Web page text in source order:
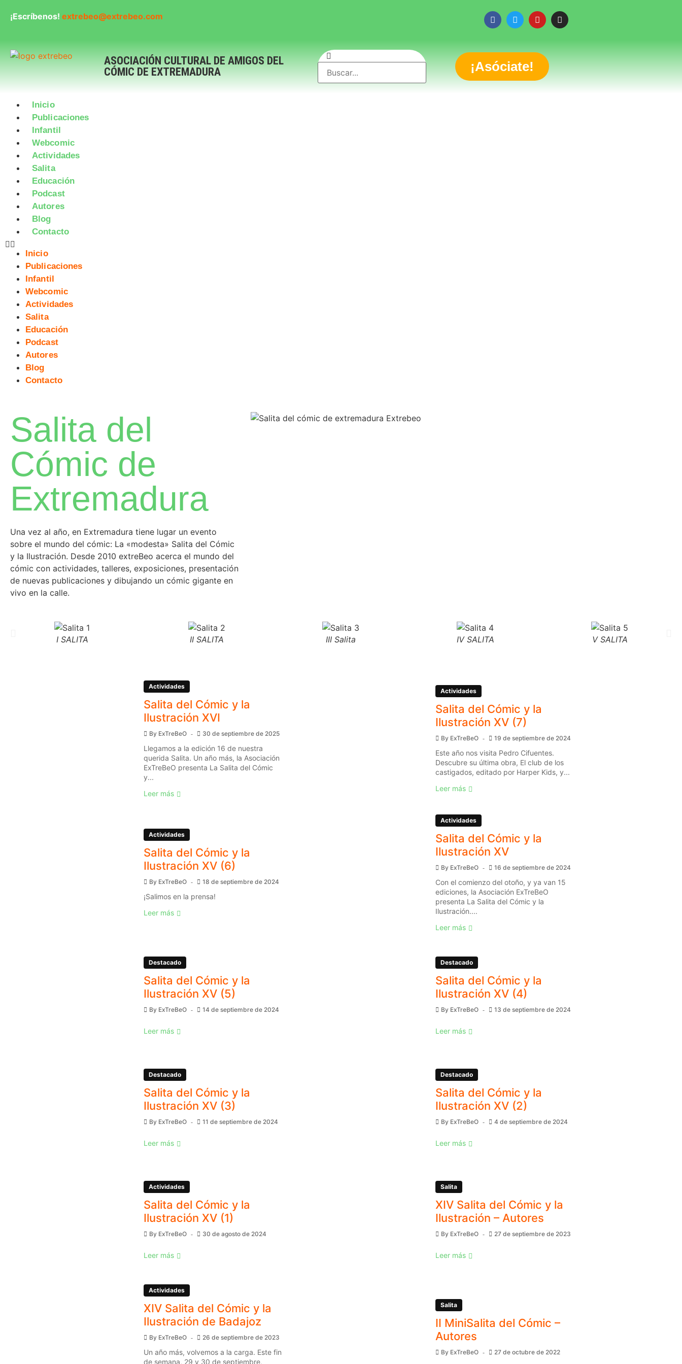
¡Escríbenos! extrebeo@extrebeo.com
ASOCIACIÓN CULTURAL DE AMIGOS DEL
CÓMIC DE EXTREMADURA
¡Asóciate!
Inicio
Publicaciones
Infantil
Webcomic
Actividades
Salita
Educación
Podcast
Autores
Blog
Contacto
Inicio
Publicaciones
Infantil
Webcomic
Actividades
Salita
Educación
Podcast
Autores
Blog
Contacto
Salita del
Cómic de
Extremadura
Una vez al año, en Extremadura tiene lugar un evento
sobre el mundo del cómic: La «modesta» Salita del Cómic
y la Ilustración. Desde 2010 extreBeo acerca el mundo del
cómic con actividades, talleres, exposiciones, presentación
de nuevas publicaciones y dibujando un cómic gigante en
vivo en la calle.
I SALITA II SALITA III Salita IV SALITA V SALITA
Actividades
Salita del Cómic y la
Ilustración XVI
By ExTreBeO 30 de septiembre de 2025
Llegamos a la edición 16 de nuestra
querida Salita. Un año más, la Asociación
ExTreBeO presenta La Salita del Cómic
y...
Leer más
Actividades
Salita del Cómic y la
Ilustración XV (7)
By ExTreBeO 19 de septiembre de 2024
Este año nos visita Pedro Cifuentes.
Descubre su última obra, El club de los
castigados, editado por Harper Kids, y...
Leer más
Actividades
Salita del Cómic y la
Ilustración XV (6)
By ExTreBeO 18 de septiembre de 2024
¡Salimos en la prensa!
Leer más
Actividades
Salita del Cómic y la
Ilustración XV
By ExTreBeO 16 de septiembre de 2024
Con el comienzo del otoño, y ya van 15
ediciones, la Asociación ExTreBeO
presenta La Salita del Cómic y la
Ilustración....
Leer más
Destacado
Salita del Cómic y la
Ilustración XV (5)
By ExTreBeO 14 de septiembre de 2024
Leer más
Destacado
Salita del Cómic y la
Ilustración XV (4)
By ExTreBeO 13 de septiembre de 2024
Leer más
Destacado
Salita del Cómic y la
Ilustración XV (3)
By ExTreBeO 11 de septiembre de 2024
Leer más
Destacado
Salita del Cómic y la
Ilustración XV (2)
By ExTreBeO 4 de septiembre de 2024
Leer más
Actividades
Salita del Cómic y la
Ilustración XV (1)
By ExTreBeO 30 de agosto de 2024
Leer más
Salita
XIV Salita del Cómic y la
Ilustración – Autores
By ExTreBeO 27 de septiembre de 2023
Leer más
Actividades
XIV Salita del Cómic y la
Ilustración de Badajoz
By ExTreBeO 26 de septiembre de 2023
Un año más, volvemos a la carga. Este fin
de semana, 29 y 30 de septiembre,
Salita
II MiniSalita del Cómic –
Autores
By ExTreBeO 27 de octubre de 2022